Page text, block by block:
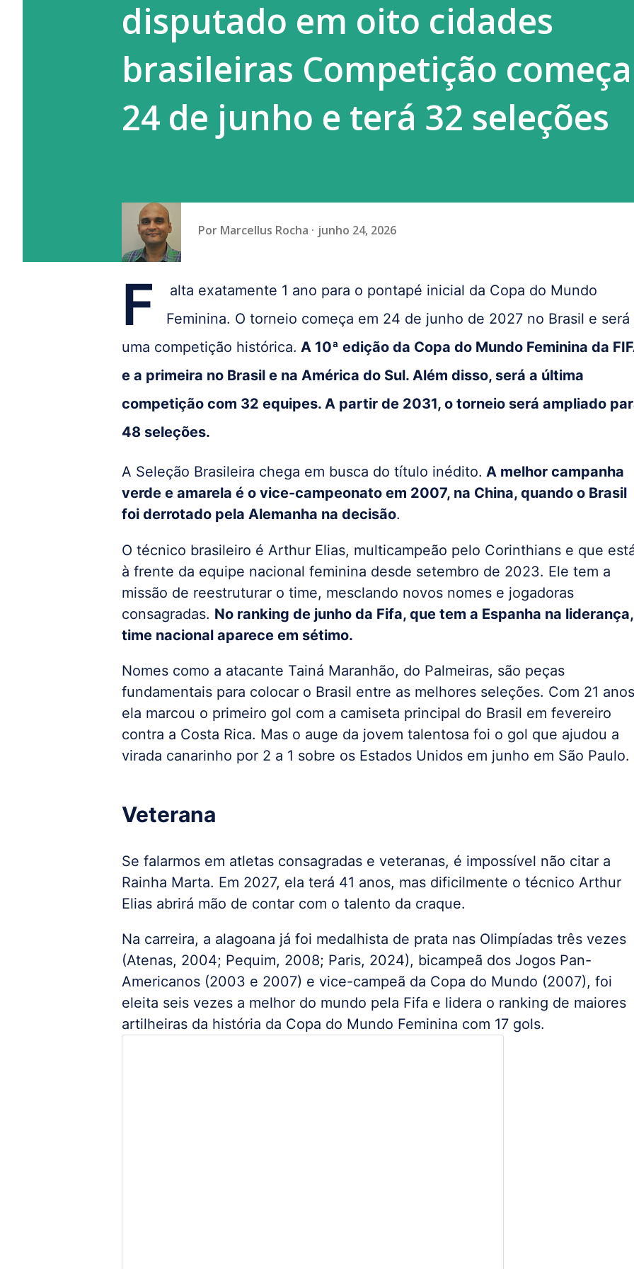
a prática do empregador que gera esse constrang...
disputado em oito cidades
brasileiras Competição
24 de junho e terá 32 seleções
Por Marcellus Rocha junho 24, 2026
F
alta exatamente 1 ano para o pontapé inicial da Copa do Mundo
Feminina. O torneio começa em 24 de junho de 2027 no Brasil e será
uma competição histórica. A 10ª edição da Copa do Mundo Feminina da
e a primeira no Brasil e na América do Sul. Além disso, será a última
competição com 32 equipes. A partir de 2031, o torneio será ampliado
48 seleções.
A Seleção Brasileira chega em busca do título inédito. A melhor campanha
verde e amarela é o vice-campeonato em 2007, na China, quando o Brasil
foi derrotado pela Alemanha na decisão.
O técnico brasileiro é Arthur Elias, multicampeão pelo Corinthians e que
à frente da equipe nacional feminina desde setembro de 2023. Ele tem a
missão de reestruturar o time, mesclando novos nomes e jogadoras
consagradas. No ranking de junho da Fifa, que tem a Espanha na
time nacional aparece em sétimo.
Nomes como a atacante Tainá Maranhão, do Palmeiras, são peças
fundamentais para colocar o Brasil entre as melhores seleções. Com 21
ela marcou o primeiro gol com a camiseta principal do Brasil em fevereiro
contra a Costa Rica. Mas o auge da jovem talentosa foi o gol que ajudou a
virada canarinho por 2 a 1 sobre os Estados Unidos em junho em São Paulo.
Veterana
Se falarmos em atletas consagradas e veteranas, é impossível não citar a
Rainha Marta. Em 2027, ela terá 41 anos, mas dificilmente o técnico Arthur
Elias abrirá mão de contar com o talento da craque.
Na carreira, a alagoana já foi medalhista de prata nas Olimpíadas três vezes
(Atenas, 2004; Pequim, 2008; Paris, 2024), bicampeã dos Jogos Pan-
Americanos (2003 e 2007) e vice-campeã da Copa do Mundo (2007), foi
eleita seis vezes a melhor do mundo pela Fifa e lidera o ranking de maiores
artilheiras da história da Copa do Mundo Feminina com 17 gols.